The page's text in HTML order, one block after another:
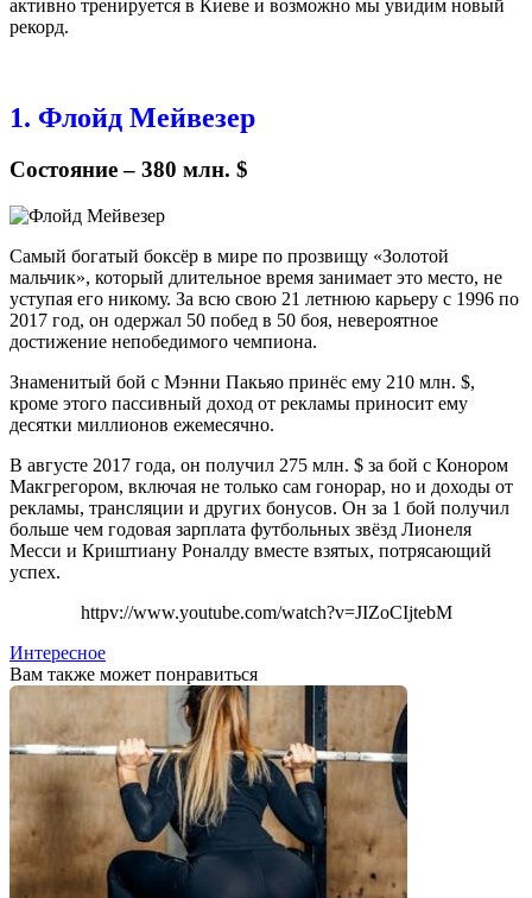
активно тренируется в Киеве и возможно мы увидим новый
рекорд.
1. Флойд Мейвезер
Состояние – 380 млн. $
Самый богатый боксёр в мире по прозвищу «Золотой
мальчик», который длительное время занимает это место, не
уступая его никому. За всю свою 21 летнюю карьеру с 1996 по
2017 год, он одержал 50 побед в 50 боя, невероятное
достижение непобедимого чемпиона.
Знаменитый бой с Мэнни Пакьяо принёс ему 210 млн. $,
кроме этого пассивный доход от рекламы приносит ему
десятки миллионов ежемесячно.
В августе 2017 года, он получил 275 млн. $ за бой с Конором
Макгрегором, включая не только сам гонорар, но и доходы от
рекламы, трансляции и других бонусов. Он за 1 бой получил
больше чем годовая зарплата футбольных звёзд Лионеля
Месси и Криштиану Роналду вместе взятых, потрясающий
успех.
httpv://www.youtube.com/watch?v=JIZoCIjtebM
Интересное
Вам также может понравиться